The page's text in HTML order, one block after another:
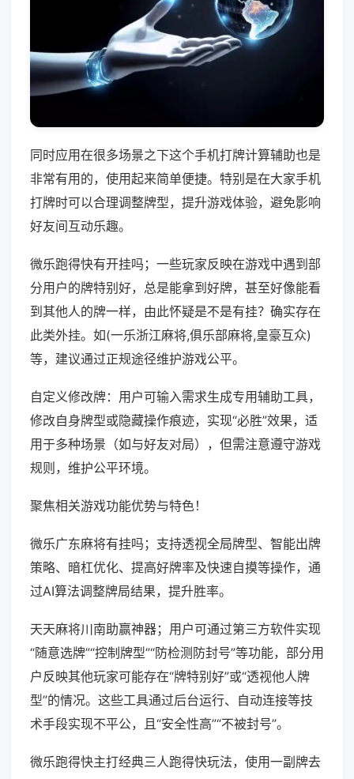
同时应用在很多场景之下这个手机打牌计算辅助也是
非常有用的，使用起来简单便捷。特别是在大家手机
打牌时可以合理调整牌型，提升游戏体验，避免影响
好友间互动乐趣。
微乐跑得快有开挂吗；一些玩家反映在游戏中遇到部
分用户的牌特别好，总是能拿到好牌，甚至好像能看
到其他人的牌一样，由此怀疑是不是有挂？确实存在
此类外挂。如(一乐浙江麻将,俱乐部麻将,皇豪互众)
等，建议通过正规途径维护游戏公平。
自定义修改牌：用户可输入需求生成专用辅助工具，
修改自身牌型或隐藏操作痕迹，实现“必胜”效果，适
用于多种场景（如与好友对局），但需注意遵守游戏
规则，维护公平环境。
聚焦相关游戏功能优势与特色！
微乐广东麻将有挂吗；支持透视全局牌型、智能出牌
策略、暗杠优化、提高好牌率及快速自摸等操作，通
过AI算法调整牌局结果，提升胜率。
天天麻将川南助赢神器；用户可通过第三方软件实现
“随意选牌”“控制牌型”“防检测防封号”等功能，部分用
户反映其他玩家可能存在“牌特别好”或“透视他人牌
型”的情况。这些工具通过后台运行、自动连接等技
术手段实现不平公，且“安全性高”“不被封号”。
微乐跑得快主打经典三人跑得快玩法，使用一副牌去